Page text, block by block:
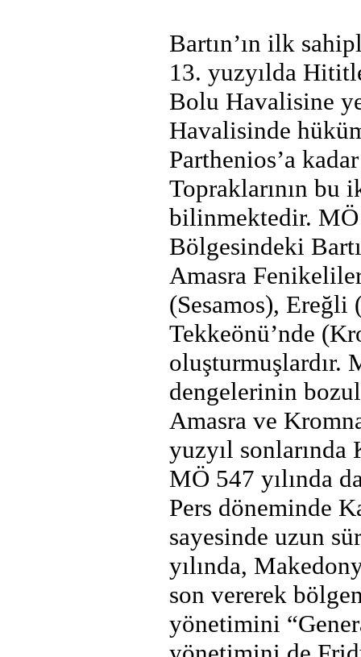
Bartın’ın ilk
13. yuzyılda
Bolu Havalisine
Havalisinde
Parthenios’a
Topraklarının bu
bilinmektedir. MÖ
Bölgesindeki
Amasra
(Sesamos),
Tekkeönü’nde
oluşturmuşlardır.
dengelerinin
Amasra ve
yuzyıl
MÖ 547 yılında
Pers döneminde
sayesinde uzun
yılında,
son vererek
yönetimini